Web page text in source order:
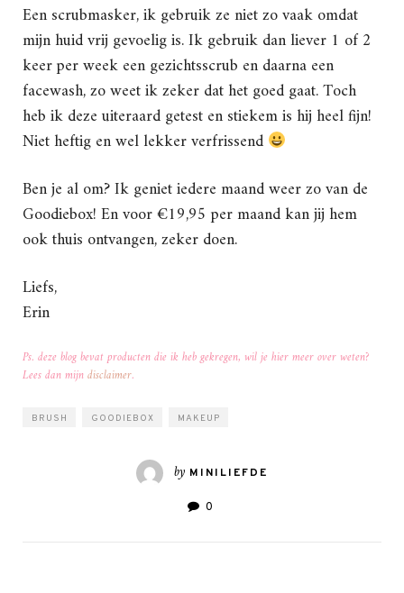
Een scrubmasker, ik gebruik ze niet zo vaak omdat
mijn huid vrij gevoelig is. Ik gebruik dan liever 1 of 2
keer per week een gezichtsscrub en daarna een
facewash, zo weet ik zeker dat het goed gaat. Toch
heb ik deze uiteraard getest en stiekem is hij heel fijn!
Niet heftig en wel lekker verfrissend
Ben je al om? Ik geniet iedere maand weer zo van de
Goodiebox! En voor €19,95 per maand kan jij hem
ook thuis ontvangen, zeker doen.
Liefs,
Erin
Ps. deze blog bevat producten die ik heb gekregen, wil je hier meer over weten?
Lees dan mijndisclaimer.
BRUSH GOODIEBOX MAKEUP
by MINILIEFDE
0